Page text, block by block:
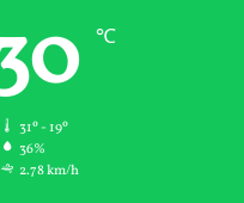
℃
31º - 19º
36%
2.78 km/h